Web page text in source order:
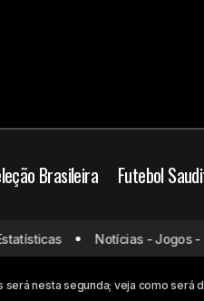
Brasileira Futebol
Athletico-PR Atlético-MG
Bragantino
Brasil Copa
Notícias - Jogos -
será nesta segunda; veja como será